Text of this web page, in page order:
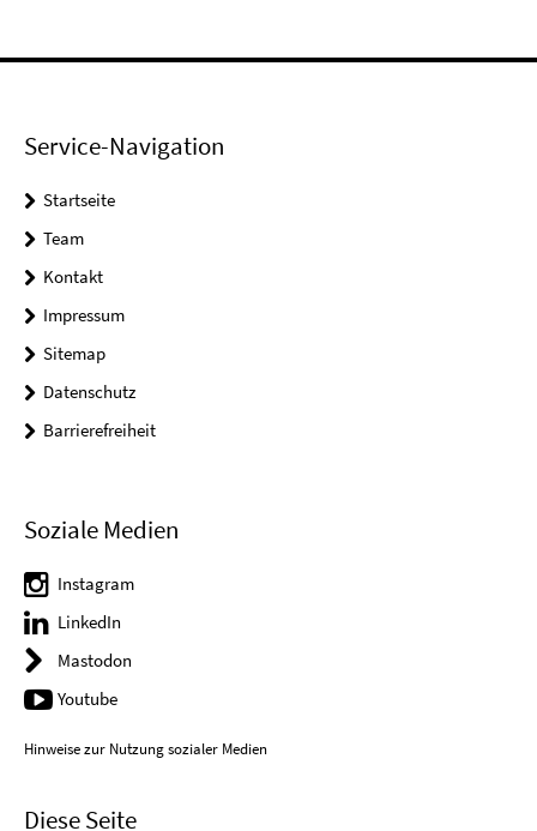
Service-Navigation
Startseite
Team
Kontakt
Impressum
Sitemap
Datenschutz
Barrierefreiheit
Soziale Medien
Instagram
LinkedIn
Mastodon
Youtube
Hinweise zur Nutzung sozialer Medien
Diese Seite